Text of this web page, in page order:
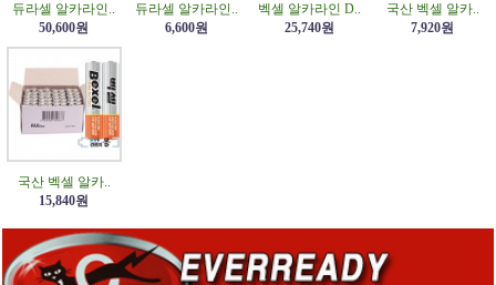
듀라셀 알카라인..
50,600원
듀라셀 알카라인..
6,600원
벡셀 알카라인 D..
25,740원
국산 벡셀 알카..
7,920원
국산 벡셀 알카..
15,840원